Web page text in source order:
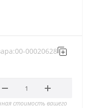
00-00020628
стоимость вашего